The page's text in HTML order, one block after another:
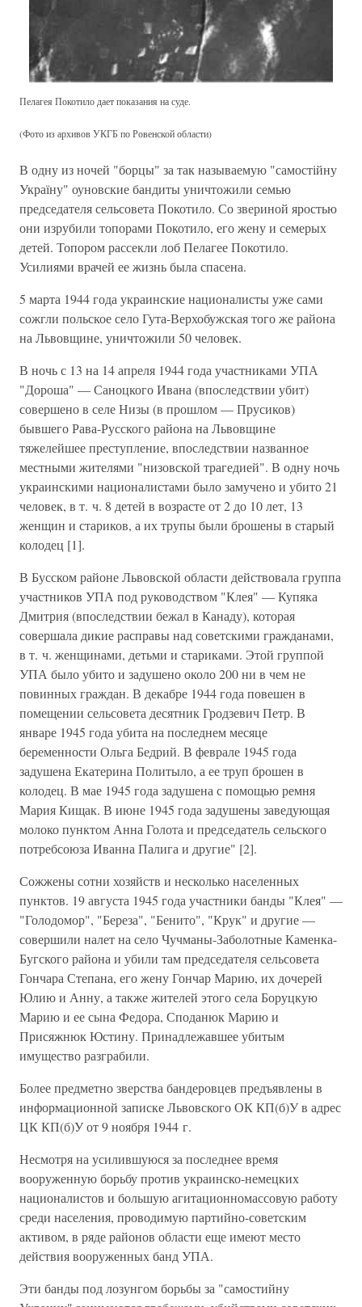
Пелагея Покотило дает показания на суде.
(Фото из архивов УКГБ по Ровенской области)
В одну из ночей "борцы" за так называемую "самостійну
Україну" оуновские бандиты уничтожили семью
председателя сельсовета Покотило. Со звериной яростью
они изрубили топорами Покотило, его жену и семерых
детей. Топором рассекли лоб Пелагее Покотило.
Усилиями врачей ее жизнь была спасена.
5 марта 1944 года украинские националисты уже сами
сожгли польское село Гута-Верхобужская того же района
на Львовщине, уничтожили 50 человек.
В ночь с 13 на 14 апреля 1944 года участниками УПА
"Дороша" — Саноцкого Ивана (впоследствии убит)
совершено в селе Низы (в прошлом — Прусиков)
бывшего Рава-Русского района на Львовщине
тяжелейшее преступление, впоследствии названное
местными жителями "низовской трагедией". В одну ночь
украинскими националистами было замучено и убито 21
человек, в т. ч. 8 детей в возрасте от 2 до 10 лет, 13
женщин и стариков, а их трупы были брошены в старый
колодец [1].
В Бусском районе Львовской области действовала группа
участников УПА под руководством "Клея" — Купяка
Дмитрия (впоследствии бежал в Канаду), которая
совершала дикие расправы над советскими гражданами,
в т. ч. женщинами, детьми и стариками. Этой группой
УПА было убито и задушено около 200 ни в чем не
повинных граждан. В декабре 1944 года повешен в
помещении сельсовета десятник Гродзевич Петр. В
январе 1945 года убита на последнем месяце
беременности Ольга Бедрий. В феврале 1945 года
задушена Екатерина Политыло, а ее труп брошен в
колодец. В мае 1945 года задушена с помощью ремня
Мария Кищак. В июне 1945 года задушены заведующая
молоко пунктом Анна Голота и председатель сельского
потребсоюза Иванна Палига и другие" [2].
Сожжены сотни хозяйств и несколько населенных
пунктов. 19 августа 1945 года участники банды "Клея" —
"Голодомор", "Береза", "Бенито", "Крук" и другие —
совершили налет на село Чучманы-Заболотные Каменка-
Бугского района и убили там председателя сельсовета
Гончара Степана, его жену Гончар Марию, их дочерей
Юлию и Анну, а также жителей этого села Боруцкую
Марию и ее сына Федора, Споданюк Марию и
Присяжнюк Юстину. Принадлежавшее убитым
имущество разграбили.
Более предметно зверства бандеровцев предъявлены в
информационной записке Львовского ОК КП(б)У в адрес
ЦК КП(б)У от 9 ноября 1944 г.
Несмотря на усилившуюся за последнее время
вооруженную борьбу против украинско-немецких
националистов и большую агитационномассовую работу
среди населения, проводимую партийно-советским
активом, в ряде районов области еще имеют место
действия вооруженных банд УПА.
Эти банды под лозунгом борьбы за "самостийну